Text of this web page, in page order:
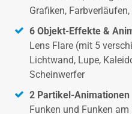
Grafiken,
6 Objekt-Effekte &
Lens Flare (mit 5
Lichtwand, Lupe,
Scheinwerfer
2 Partikel-Animationen
Funken und Funken am